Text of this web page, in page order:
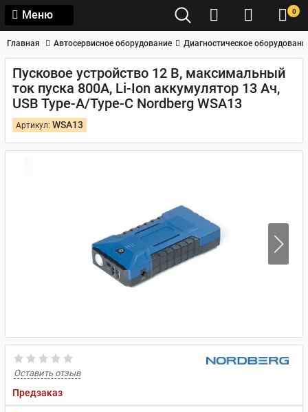
Меню 0
Главная Автосервисное оборудование Диагностическое
Пусковое устройство 12 В, максимальный
ток пуска 800А, Li-Ion аккумулятор 13 Ач,
USB Type-A/Type-C Nordberg WSA13
Артикул: WSA13
Оставить отзыв
Предзаказ